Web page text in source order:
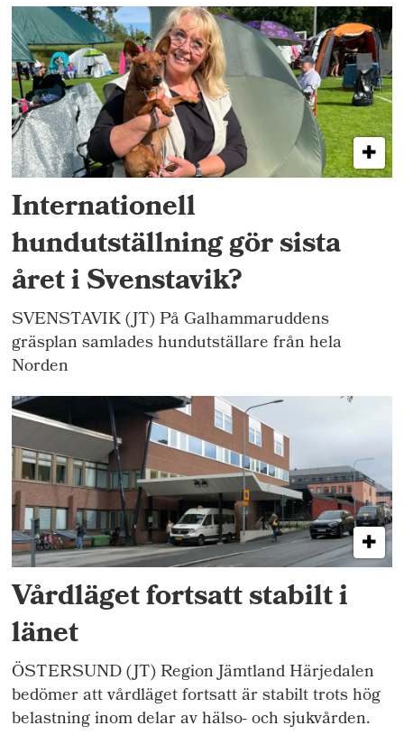
Internationell
hundutställning gör sista
året i Svenstavik?
SVENSTAVIK (JT) På Galhammaruddens
gräsplan samlades hundutställare från hela
Norden
Vårdläget fortsatt stabilt i
länet
ÖSTERSUND (JT) Region Jämtland Härjedalen
bedömer att vårdläget fortsatt är stabilt trots hög
belastning inom delar av hälso- och sjukvården.